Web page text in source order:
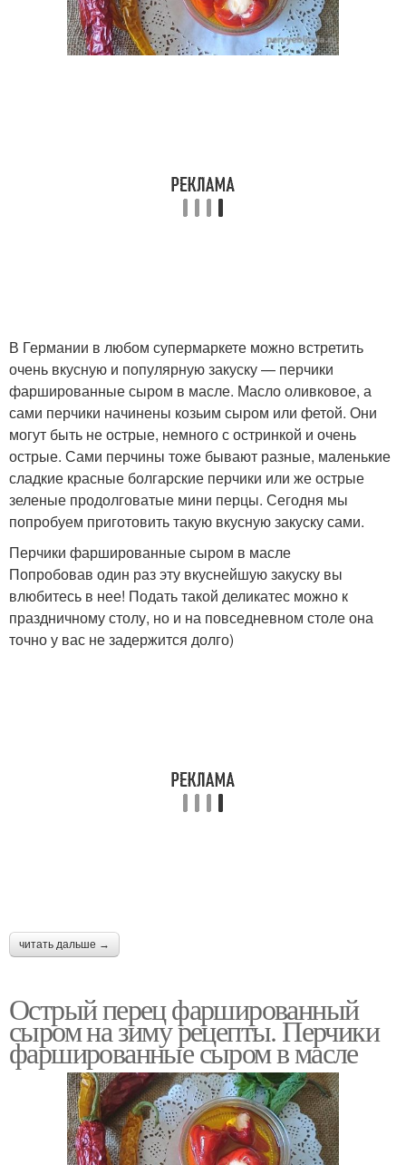
В Германии в любом супермаркете можно встретить
очень вкусную и популярную закуску — перчики
фаршированные сыром в масле. Масло оливковое, а
сами перчики начинены козьим сыром или фетой. Они
могут быть не острые, немного с остринкой и очень
острые. Сами перчины тоже бывают разные, маленькие
сладкие красные болгарские перчики или же острые
зеленые продолговатые мини перцы. Сегодня мы
попробуем приготовить такую вкусную закуску сами.
Перчики фаршированные сыром в масле
Попробовав один раз эту вкуснейшую закуску вы
влюбитесь в нее! Подать такой деликатес можно к
праздничному столу, но и на повседневном столе она
точно у вас не задержится долго)
читать дальше →
Острый перец фаршированный
сыром на зиму рецепты. Перчики
фаршированные сыром в масле